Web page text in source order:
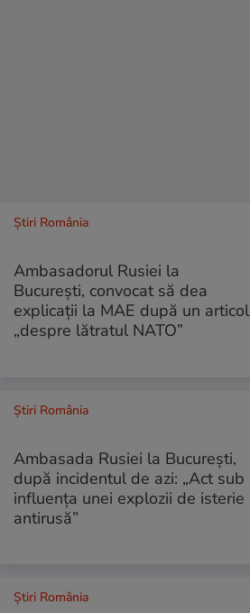
Știri România
Ambasadorul Rusiei la
București, convocat să dea
explicații la MAE după un articol
„despre lătratul NATO”
Știri România
Ambasada Rusiei la București,
după incidentul de azi: „Act sub
influența unei explozii de isterie
antirusă”
Știri România